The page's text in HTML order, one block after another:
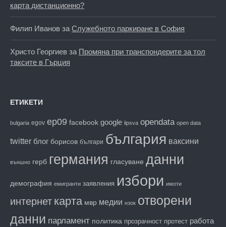
карта дистанционно?
Филип Иванов за Служебното паркиране в София
Христо Георгиев за Промяна при транспондерите за тол
таксите в Гърция
ЕТИКЕТИ
bulgaria egov ep09 facebook google lipsva opendata open data
twitter блог борисов българи българия ваксини
външно герб германия гласуване данни
демография емигранти заявления избори имоти
интернет карта мвр медии нзок отворени
данни парламент политика прозрачност протест работа